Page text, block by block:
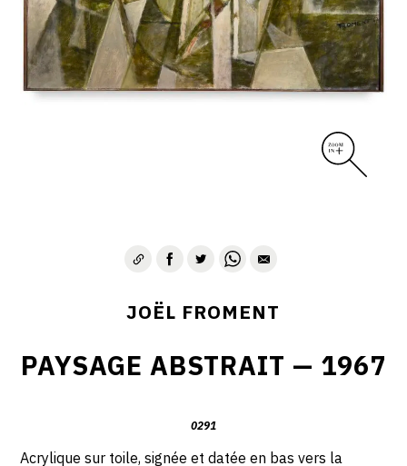
JOËL FROMENT
PAYSAGE ABSTRAIT — 1967
0291
Acrylique sur toile, signée et datée en bas vers la